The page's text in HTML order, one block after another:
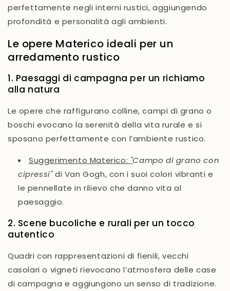
perfettamente negli interni rustici, aggiungendo
profondità e personalità agli ambienti.
Le opere Materico ideali per un
arredamento rustico
1. Paesaggi di campagna per un richiamo
alla natura
Le opere che raffigurano colline, campi di grano o
boschi evocano la serenità della vita rurale e si
sposano perfettamente con l’ambiente rustico.
Suggerimento Materico: "Campo di grano con
cipressi"di Van Gogh, con i suoi colori vibranti e
le pennellate in rilievo che danno vita al
paesaggio.
2. Scene bucoliche e rurali per un tocco
autentico
Quadri con rappresentazioni di fienili, vecchi
casolari o vigneti rievocano l’atmosfera delle case
di campagna e aggiungono un senso di tradizione.